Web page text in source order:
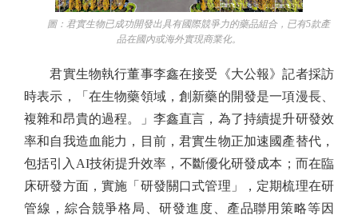
圖：君實生物已成功開發出具有國際競爭力的藥品組合，已有5款產
品在國內或海外實現商業化。
君實生物執行董事李鑫在接受《大公報》記者採訪
時表示，「在生物藥領域，創新藥的開發是一項漫長、
複雜和昂貴的過程。」李鑫直言，為了持續提升研發效
率和自我造血能力，目前，君實生物正加速國產替代，
包括引入AI技術提升效率，不斷優化研發成本；而在臨
床研發方面，實施「研發關口式管理」，定期梳理在研
管線，綜合競爭格局、研發進度、產品聯用策略等因